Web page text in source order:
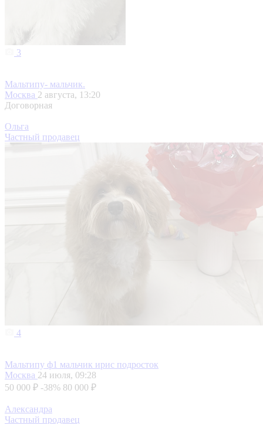
3
Мальтипу- мальчик.
Москва 2 августа, 13:20
Договорная
Ольга
Частный продавец
4
Мальтипу ф1 мальчик ирис подросток
Москва 24 июля, 09:28
50 000 ₽ -38% 80 000 ₽
Александра
Частный продавец